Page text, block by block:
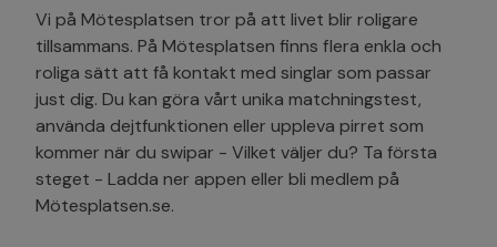
Vi på Mötesplatsen tror på att livet blir roligare
tillsammans. På Mötesplatsen finns flera enkla och
roliga sätt att få kontakt med singlar som passar
just dig. Du kan göra vårt unika matchningstest,
använda dejtfunktionen eller uppleva pirret som
kommer när du swipar - Vilket väljer du? Ta första
steget - Ladda ner appen eller bli medlem på
Mötesplatsen.se.